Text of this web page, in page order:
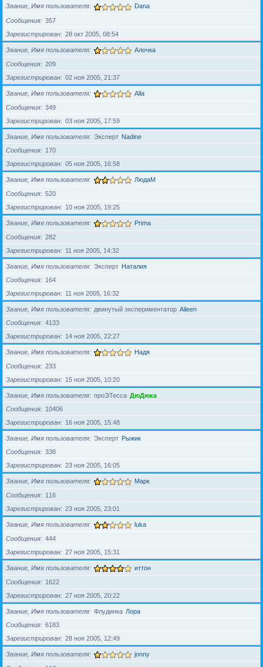
Звание, Имя пользователя Dana
Сообщения
357
Зарегистрирован
28 окт 2005, 08:54
Звание, Имя пользователя Алочка
Сообщения
209
Зарегистрирован
02 ноя 2005, 21:37
Звание, Имя пользователя Alla
Сообщения
349
Зарегистрирован
03 ноя 2005, 17:59
Звание, Имя пользователя Эксперт Nadine
Сообщения
170
Зарегистрирован
05 ноя 2005, 16:58
Звание, Имя пользователя ЛюдаМ
Сообщения
520
Зарегистрирован
10 ноя 2005, 19:25
Звание, Имя пользователя Prima
Сообщения
282
Зарегистрирован
11 ноя 2005, 14:32
Звание, Имя пользователя Эксперт Наталия
Сообщения
164
Зарегистрирован
11 ноя 2005, 16:32
Звание, Имя пользователя двинутый экспериментатор Aileen
Сообщения
4133
Зарегистрирован
14 ноя 2005, 22:27
Звание, Имя пользователя Надя
Сообщения
233
Зарегистрирован
15 ноя 2005, 10:20
Звание, Имя пользователя проЭТесса ДюДюка
Сообщения
10406
Зарегистрирован
16 ноя 2005, 15:48
Звание, Имя пользователя Эксперт Рыжик
Сообщения
338
Зарегистрирован
23 ноя 2005, 16:05
Звание, Имя пользователя Марк
Сообщения
116
Зарегистрирован
23 ноя 2005, 23:01
Звание, Имя пользователя luka
Сообщения
444
Зарегистрирован
27 ноя 2005, 15:31
Звание, Имя пользователя иттон
Сообщения
1622
Зарегистрирован
27 ноя 2005, 20:22
Звание, Имя пользователя Флудинка Лора
Сообщения
6183
Зарегистрирован
28 ноя 2005, 12:49
Звание, Имя пользователя jonny